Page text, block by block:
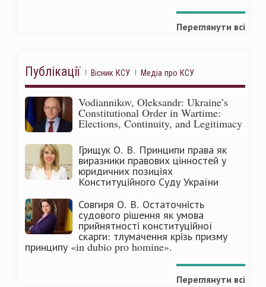
Переглянути всі
Публікації Вісник КСУ Медіа про КСУ
Vodiannikov, Oleksandr: Ukraine’s
Constitutional Order in Wartime:
Elections, Continuity, and Legitimacy
Грищук О. В. Принципи права як
виразники правових цінностей у
юридичних позиціях
Конституційного Суду України
Совгиря О. В. Остаточність
судового рішення як умова
прийнятності конституційної
скарги: тлумачення крізь призму
принципу «in dubio pro homine».
Переглянути всі